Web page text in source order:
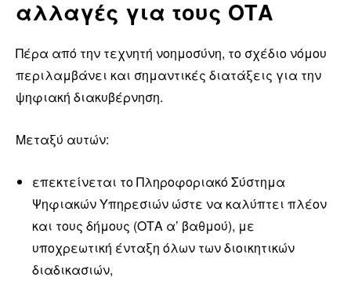
αλλαγές για τους ΟΤΑ
Πέρα από την τεχνητή νοημοσύνη, το σχέδιο νόμου
περιλαμβάνει και σημαντικές διατάξεις για την
ψηφιακή διακυβέρνηση.
Μεταξύ αυτών:
επεκτείνεται το Πληροφοριακό Σύστημα
Ψηφιακών Υπηρεσιών ώστε να καλύπτει πλέον
και τους δήμους (ΟΤΑ α’ βαθμού), με
υποχρεωτική ένταξη όλων των διοικητικών
διαδικασιών,